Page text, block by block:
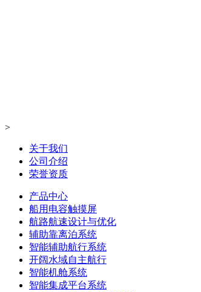
>
关于我们
公司介绍
荣誉资质
产品中心
船用电容触摸屏
航路航速设计与优化
辅助靠离泊系统
智能辅助航行系统
开阔水域自主航行
智能机舱系统
智能集成平台系统